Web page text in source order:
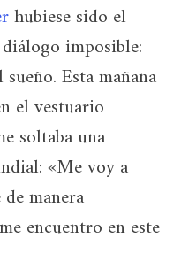
hubiese sido el
imposible:
Esta mañana
el vestuario
soltaba una
«Me voy a
manera
encuentro en este